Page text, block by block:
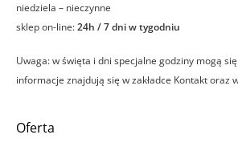
niedziela – nieczynne
sklep on-line:24h / 7 dni w tygodniu
Uwaga: w święta i dni specjalne godziny mogą
informacje znajdują się w zakładce Kontakt oraz
Oferta